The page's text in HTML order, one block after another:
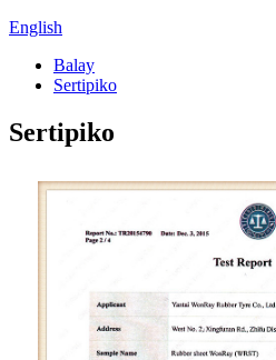
English
Balay
Sertipiko
Sertipiko